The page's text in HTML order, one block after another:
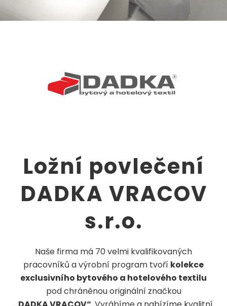
Ložní povlečení
DADKA VRACOV
s.r.o.
Naše firma má 70 velmi kvalifikovaných
pracovníků a výrobní program tvoří kolekce
exclusivního bytového a hotelového textilu
pod chráněnou originální značkou